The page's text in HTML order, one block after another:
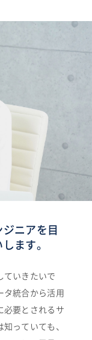
ニアを目
ます。
ていきたいで
タ統合から活用
必要とされるサ
っていても、